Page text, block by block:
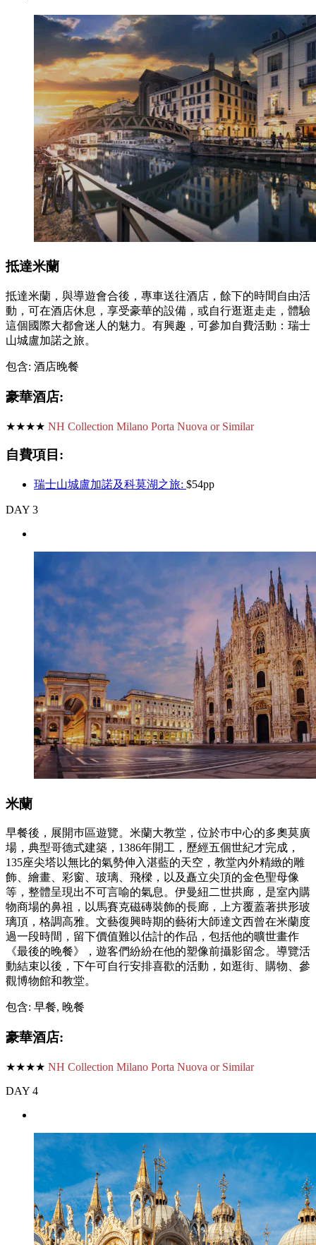
抵達米蘭
抵達米蘭，與導遊會合後，專車送往酒店，餘下的時間自由活
動，可在酒店休息，享受豪華的設備，或自行逛逛走走，體驗
這個國際大都會迷人的魅力。有興趣，可參加自費活動：瑞士
山城盧加諾之旅。
包含: 酒店晚餐
豪華酒店:
★★★★ NH Collection Milano Porta Nuova or Similar
自費項目:
瑞士山城盧加諾及科莫湖之旅: $54pp
DAY 3
米蘭
早餐後，展開巿區遊覽。米蘭大教堂，位於巿中心的多奧莫廣
場，典型哥德式建築，1386年開工，歷經五個世紀才完成，
135座尖塔以無比的氣勢伸入湛藍的天空，教堂內外精緻的雕
飾、繪畫、彩窗、玻璃、飛樑，以及矗立尖頂的金色聖母像
等，整體呈現出不可言喻的氣息。伊曼紐二世拱廊，是室內購
物商場的鼻祖，以馬賽克磁磚裝飾的長廊，上方覆蓋著拱形玻
璃頂，格調高雅。文藝復興時期的藝術大師達文西曾在米蘭度
過一段時間，留下價值難以估計的作品，包括他的曠世畫作
《最後的晚餐》，遊客們紛紛在他的塑像前攝影留念。導覽活
動結束以後，下午可自行安排喜歡的活動，如逛街、購物、參
觀博物館和教堂。
包含: 早餐, 晚餐
豪華酒店:
★★★★ NH Collection Milano Porta Nuova or Similar
DAY 4